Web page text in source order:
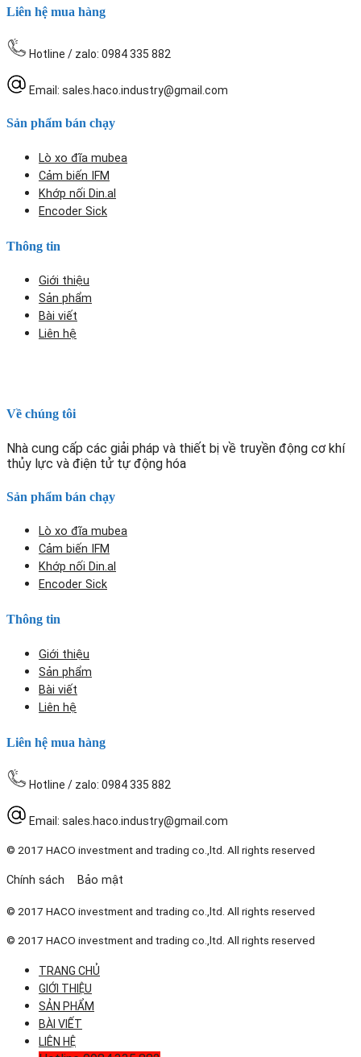
Liên hệ mua hàng
Hotline / zalo: 0984 335 882
Email: sales.haco.industry@gmail.com
Sản phẩm bán chạy
Lò xo đĩa mubea
Cảm biến IFM
Khớp nối Din.al
Encoder Sick
Thông tin
Giới thiệu
Sản phẩm
Bài viết
Liên hệ
Về chúng tôi
Nhà cung cấp các giải pháp và thiết bị về truyền động cơ khí
thủy lực và điện tử tự động hóa
Sản phẩm bán chạy
Lò xo đĩa mubea
Cảm biến IFM
Khớp nối Din.al
Encoder Sick
Thông tin
Giới thiệu
Sản phẩm
Bài viết
Liên hệ
Liên hệ mua hàng
Hotline / zalo: 0984 335 882
Email: sales.haco.industry@gmail.com
© 2017 HACO investment and trading co.,ltd. All rights reserved
Chính sách Bảo mật
© 2017 HACO investment and trading co.,ltd. All rights reserved
© 2017 HACO investment and trading co.,ltd . All rights reserved
TRANG CHỦ
GIỚI THIỆU
SẢN PHẨM
BÀI VIẾT
LIÊN HỆ